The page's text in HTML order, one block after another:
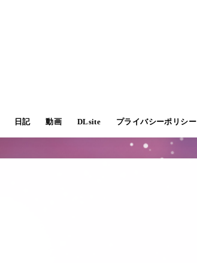
日記 動画 DLsite プライバシーポリシー